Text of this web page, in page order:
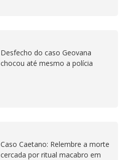
Desfecho do caso Geovana
chocou até mesmo a polícia
Caso Caetano: Relembre a morte
cercada por ritual macabro em